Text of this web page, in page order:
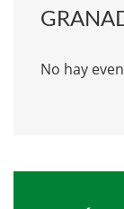
No hay